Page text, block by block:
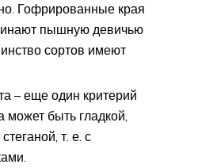
Гофрированные края
пышную девичью
сортов имеют
– еще один критерий
может быть гладкой,
т. е. с